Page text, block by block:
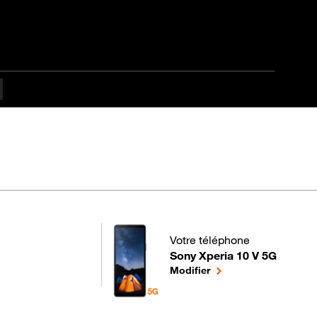
Votre téléphone
Sony Xperia 10 V 5G
pour votre Sony Xperia 10 V
Modifierle téléphone